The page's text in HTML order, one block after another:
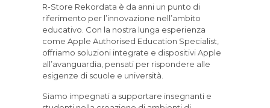
R-Store Rekordata è da anni un punto di
riferimento per l’innovazione nell’ambito
educativo. Con la nostra lunga esperienza
come Apple Authorised Education Specialist,
offriamo soluzioni integrate e dispositivi Apple
all’avanguardia, pensati per rispondere alle
esigenze di scuole e università.
Siamo impegnati a supportare insegnanti e